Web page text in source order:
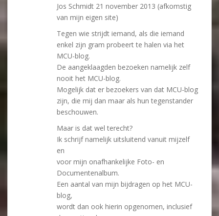
Jos Schmidt 21 november 2013 (afkomstig
van mijn eigen site)
Tegen wie strijdt iemand, als die iemand
enkel zijn gram probeert te halen via het
MCU-blog.
De aangeklaagden bezoeken namelijk zelf
nooit het MCU-blog.
Mogelijk dat er bezoekers van dat MCU-blog
zijn, die mij dan maar als hun tegenstander
beschouwen.
Maar is dat wel terecht?
Ik schrijf namelijk uitsluitend vanuit mijzelf
en
voor mijn onafhankelijke Foto- en
Documentenalbum.
Een aantal van mijn bijdragen op het MCU-
blog,
wordt dan ook hierin opgenomen, inclusief